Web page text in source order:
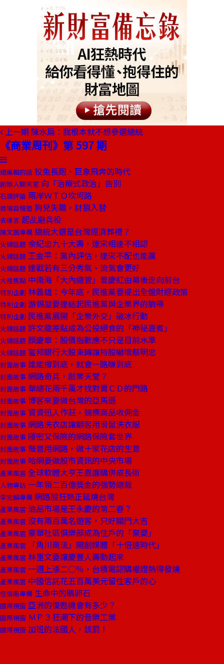
上一期 陳水扁：我根本就不想參選總統
《商業周刊》第 597 期
總編輯的話 狡兔長跑、巨象飛奔的時代
創辦人聊天室 向「治療式政治」告別
石頭評論 兩岸ＷＴＯ坎坷路
商場自慢塾 狗兒失職，豺狼入替
去梯言 起乩避兵役
陳文茜專欄 總統大選是台灣經濟葬禮？
火線話題 余紀忠九十大壽，連宋相逢不相認
火線話題 王金平：黨內評估，連宋不配也能贏
火線話題 連戰若有三分秀氣、流氣會更好
大陸焦點 中南海「大內總管」曾慶紅由幕後走向前台
特別企劃 林義雄：今年底，民進黨要提出全盤財經政策
特別企劃 游錫堃要連結起民進黨與企業界的臍帶
特別企劃 民進黨展開「企業外交」破冰行動
火線話題 許文龍差點成為公投絕食的「神秘嘉賓」
火線話題 顏慶章：股價指數應不只是目前水準
火線話題 富邦銀行大股東轉讓持股嚇壞蔡明忠
封面故事 誰能撐到底，就會一路賺到底
封面故事 網路奇兵，創業天堂？
封面故事 華總花兩千萬才找對賣ＣＤ的門路
封面故事 博客來要做台灣的亞馬遜
封面故事 資資迅人作莊，競標商品收佣金
封面故事 網路洗衣店讓顧客用滑鼠洗衣服
封面故事 隱密又保險的網路保險套世界
封面故事 薇普用網路，做十家花店的生意
封面故事 哈網要做股市資訊的中央市場
產業風雲 全球軟體大亨王嘉廉購併成長術
人物專訪 一年領二百億獎金的強勢總裁
李宏麟專欄 網路股狂熱正延燒台灣
產業風雲 油品市場是王永慶的第二春？
產業風雲 沒有兩百萬名遊客，只好關門大吉
產業風雲 豪華社區俱樂部成為住戶的「棄嬰」
產業風雲 「角川商法」開創媒體「十倍速時代」
產業風雲 林重文要讓慶豐人壽動起來
產業風雲 一週上漲二○％，台積電認購權證熱得發燒
產業風雲 中國信託花五百萬美元留住客戶的心
信懷南專欄 生命中的鵝卵石
國際視窗 亞洲的復甦機會有多少？
國際視窗 ＭＰ３狂潮下的音樂工業
國際視窗 加班的法國人，該罰！